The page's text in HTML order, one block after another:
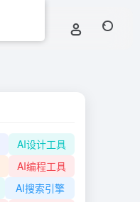
AI设计工具
AI编程工具
AI搜索引擎